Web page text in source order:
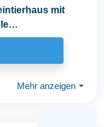
mit
Mehr anzeigen ⏷